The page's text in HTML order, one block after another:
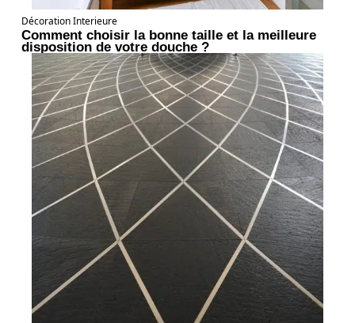
Décoration Interieure
Comment choisir la bonne taille et la meilleure
disposition de votre douche ?